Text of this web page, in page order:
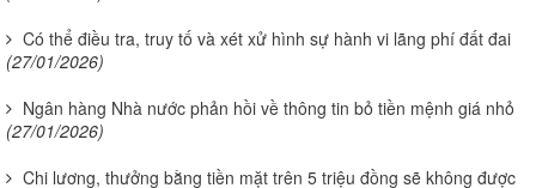
Có thể điều tra, truy tố và xét xử hình sự hành vi lãng phí đất đai
(27/01/2026)
Ngân hàng Nhà nước phản hồi về thông tin bỏ tiền mệnh giá nhỏ
(27/01/2026)
Chi lương, thưởng bằng tiền mặt trên 5 triệu đồng sẽ không được